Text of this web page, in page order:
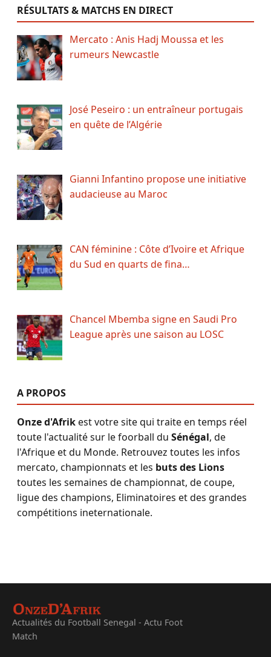
RÉSULTATS & MATCHS EN DIRECT
Mercato : Anis Hadj Moussa et les
rumeurs Newcastle
José Peseiro : un entraîneur portugais
en quête de l’Algérie
Gianni Infantino propose une initiative
audacieuse au Maroc
CAN féminine : Côte d’Ivoire et Afrique
du Sud en quarts de fina…
Chancel Mbemba signe en Saudi Pro
League après une saison au LOSC
A PROPOS
Onze d'Afrikest votre site qui traite en temps réel
toute l'actualité sur le foorball du Sénégal, de
l'Afrique et du Monde. Retrouvez toutes les infos
mercato, championnats et les buts des Lions
toutes les semaines de championnat, de coupe,
ligue des champions, Eliminatoires et des grandes
compétitions ineternationale.
Actualités du Football Senegal - Actu Foot
Match